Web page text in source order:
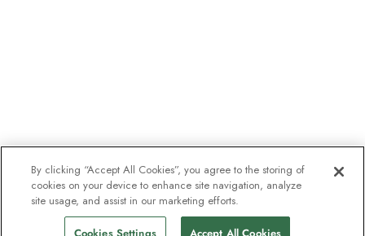
By clicking “Accept All Cookies”, you agree to the storing of
cookies on your device to enhance site navigation, analyze
site usage, and assist in our marketing efforts.